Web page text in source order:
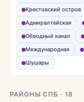
Крестовский остров
Адмиралтейская
Обводный канал
Международная
Шушары
РАЙОНЫ СПБ · 18